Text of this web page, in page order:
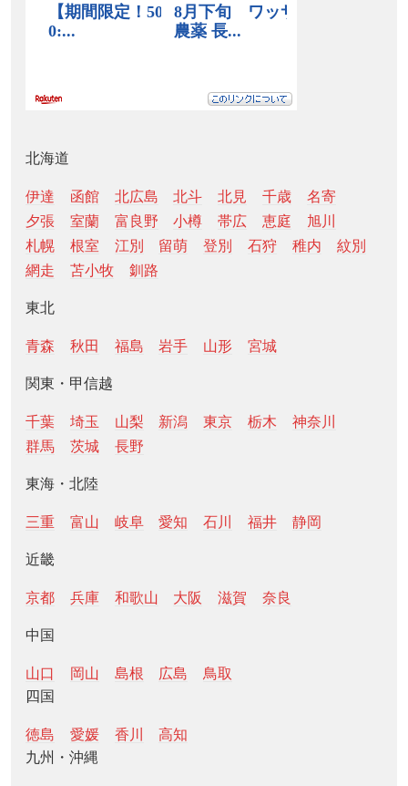
北海道
伊達 函館 北広島 北斗 北見 千歳
名寄
夕張
室蘭 富良野 小樽 帯広 恵庭
旭川
札幌
根室 江別 留萌 登別 石狩 稚内
紋別
網走
苫小牧 釧路
東北
青森 秋田 福島 岩手 山形 宮城
関東・甲信越
千葉 埼玉 山梨 新潟 東京 栃木
神奈川
群馬
茨城 長野
東海・北陸
三重 富山 岐阜 愛知 石川 福井 静岡
近畿
京都 兵庫 和歌山 大阪 滋賀 奈良
中国
山口 岡山 島根 広島
鳥取
四国
徳島 愛媛 香川
高知
九州・沖縄